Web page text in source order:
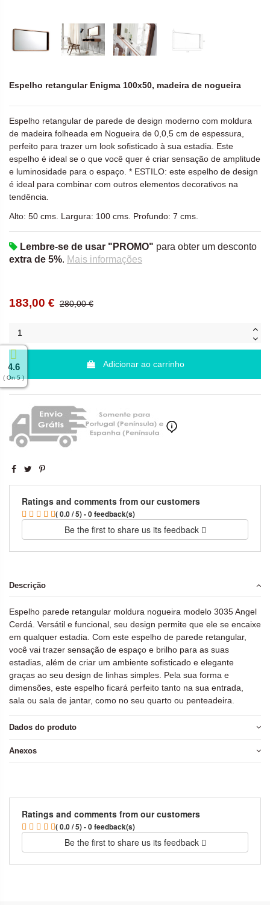
4.6
( On 5 )
Espelho retangular Enigma 100x50, madeira de nogueira
Espelho retangular de parede de design moderno com moldura
de madeira folheada em Nogueira de 0,0,5 cm de espessura,
perfeito para trazer um look sofisticado à sua estadia. Este
espelho é ideal se o que você quer é criar sensação de amplitude
e luminosidade para o espaço. * ESTILO: este espelho de design
é ideal para combinar com outros elementos decorativos na
tendência.
Alto: 50 cms. Largura: 100 cms. Profundo: 7 cms.
Lembre-se de usar "PROMO" para obter um desconto
extra de 5%. Mais informações
183,00 € 280,00 €
Adicionar ao carrinho
Ratings and comments from our customers
( 0.0 / 5) - 0 feedback(s)
Be the first to share us its feedback
Descrição
Espelho parede retangular moldura nogueira modelo 3035 Angel
Cerdá. Versátil e funcional, seu design permite que ele se encaixe
em qualquer estadia. Com este espelho de parede retangular,
você vai trazer sensação de espaço e brilho para as suas
estadias, além de criar um ambiente sofisticado e elegante
graças ao seu design de linhas simples. Pela sua forma e
dimensões, este espelho ficará perfeito tanto na sua entrada,
sala ou sala de jantar, como no seu quarto ou penteadeira.
Dados do produto
Anexos
Ratings and comments from our customers
( 0.0 / 5) - 0 feedback(s)
Be the first to share us its feedback